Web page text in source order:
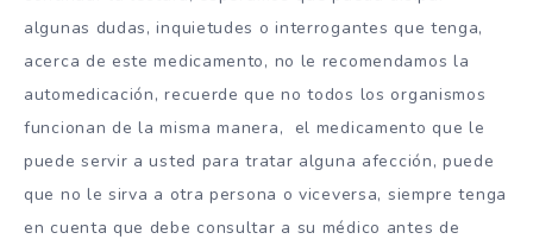
algunas dudas, inquietudes o interrogantes que tenga,
acerca de este medicamento, no le recomendamos la
automedicación, recuerde que no todos los organismos
funcionan de la misma manera, el medicamento que le
puede servir a usted para tratar alguna afección, puede
que no le sirva a otra persona o viceversa, siempre tenga
en cuenta que debe consultar a su médico antes de